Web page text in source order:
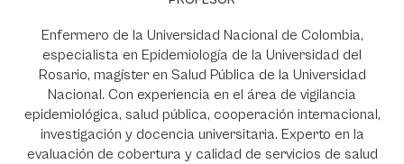
Enfermero de la Universidad Nacional de Colombia,
especialista en Epidemiología de la Universidad del
Rosario, magíster en Salud Pública de la Universidad
Nacional. Con experiencia en el área de vigilancia
epidemiológica, salud pública, cooperación internacional,
investigación y docencia universitaria. Experto en la
evaluación de cobertura y calidad de servicios de salud